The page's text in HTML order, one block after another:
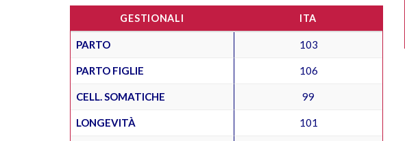
GESTIONALI ITA
PARTO 103
PARTO FIGLIE 106
CELL. SOMATICHE 99
LONGEVITÀ 101